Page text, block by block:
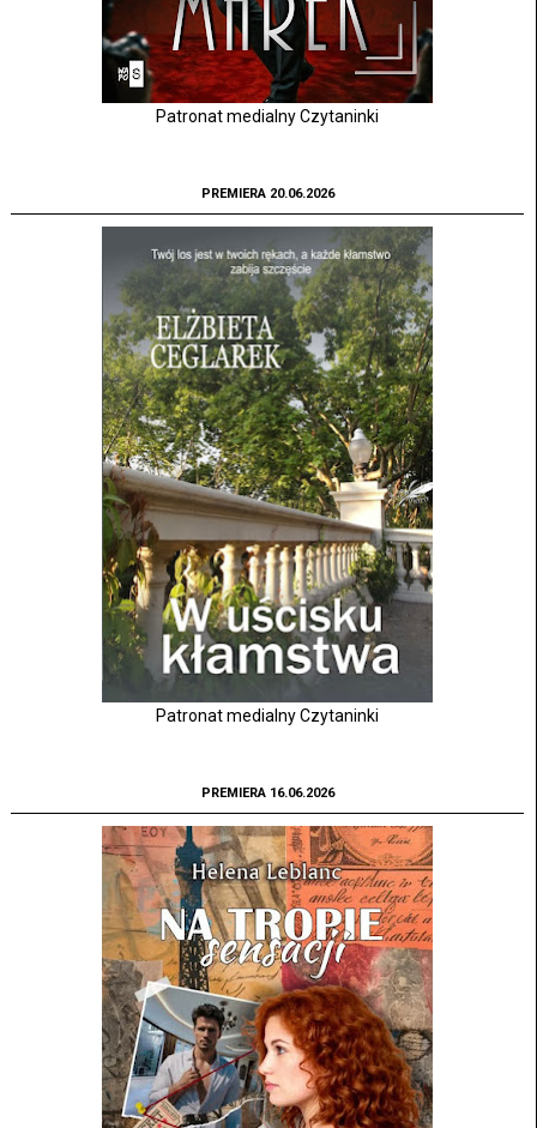
Patronat medialny Czytaninki
PREMIERA 20.06.2026
Patronat medialny Czytaninki
PREMIERA 16.06.2026